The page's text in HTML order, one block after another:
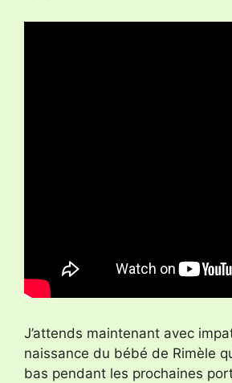
J’attends maintenant avec
naissance du bébé de Rimèle
bas pendant les prochaines